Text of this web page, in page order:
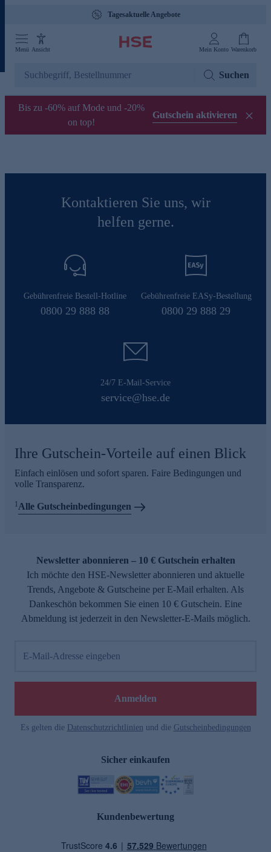
Tagesaktuelle Angebote
Menü Ansicht Mein Konto Warenkorb
Suchen
Bis zu -60% auf Mode und -20%
on top!
Gutschein aktivieren
Kontaktieren Sie uns, wir
helfen gerne.
Gebührenfreie Bestell-Hotline
0800 29 888 88
Gebührenfreie EASy-Bestellung
0800 29 888 29
24/7 E-Mail-Service
service@hse.de
Ihre Gutschein-Vorteile auf einen Blick
Einfach einlösen und sofort sparen. Faire Bedingungen und
volle Transparenz.
1Alle Gutscheinbedingungen
Newsletter abonnieren – 10 € Gutschein erhalten
Ich möchte den HSE-Newsletter abonnieren und aktuelle
Trends, Angebote & Gutscheine per E-Mail erhalten. Als
Dankeschön bekommen Sie einen 10 € Gutschein. Eine
Abmeldung ist jederzeit in den Newsletter-E-Mails möglich.
E-Mail-Adresse eingeben
Anmelden
Es gelten die Datenschutzrichtlinien und die Gutscheinbedingungen
Sicher einkaufen
Kundenbewertung